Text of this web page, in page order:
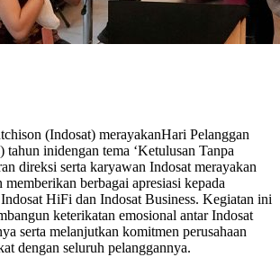
(Indosat) merayakanHari Pelanggan
tahun inidengan tema ‘Ketulusan Tanpa
direksi serta karyawan Indosat merayakan
memberikan berbagai apresiasi kepada
HiFi dan Indosat Business. Kegiatan ini
keterikatan emosional antar Indosat
serta melanjutkan komitmen perusahaan
dengan seluruh pelanggannya.